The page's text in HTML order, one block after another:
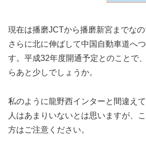
現在は播磨JCTから播磨新宮までな
さらに北に伸ばして中国自動車道へ
す。平成32年度開通予定とのことで
らあと少しでしょうか。
私のように龍野西インターと間違え
人はあまりいないとは思いますが、
方はご注意ください。